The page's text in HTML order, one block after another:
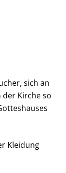
sich an
Kirche so
Kleidung